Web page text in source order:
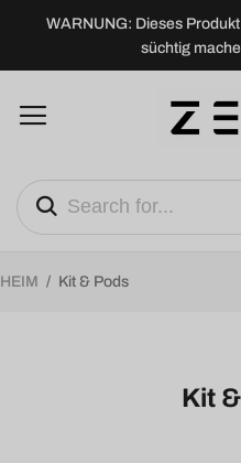
WARNUNG: Dieses
süchtig
HEIM / Kit & Pods
Kit